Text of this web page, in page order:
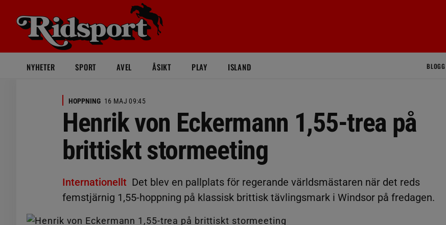
NYHETER SPORT AVEL ÅSIKT PLAY ISLAND BLOGG
HOPPNING 16 MAJ 09:45
Henrik von Eckermann 1,55-trea på
brittiskt stormeeting
Internationellt Det blev en pallplats för regerande världsmästaren när det reds
femstjärnig 1,55-hoppning på klassisk brittisk tävlingsmark i Windsor på fredagen.